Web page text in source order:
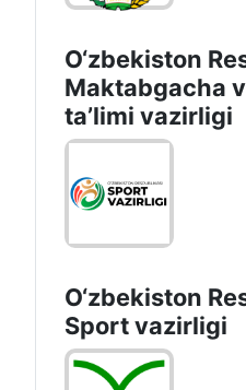
O‘zbekiston
Maktabgacha
taʼlimi vazirligi
O‘zbekiston
Sport vazirligi